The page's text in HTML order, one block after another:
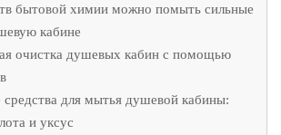
бытовой химии можно помыть сильные
кабине
очистка душевых кабин с помощью
для мытья душевой кабины:
и уксус